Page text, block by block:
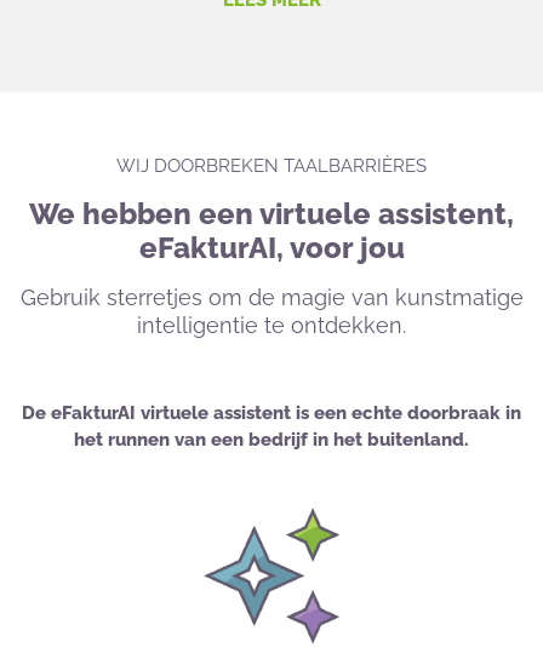
WIJ DOORBREKEN TAALBARRIÈRES
We hebben een virtuele assistent,
eFakturAI, voor jou
Gebruik sterretjes om de magie van kunstmatige
intelligentie te ontdekken.
De eFakturAI virtuele assistent is een echte doorbraak in
het runnen van een bedrijf in het buitenland.